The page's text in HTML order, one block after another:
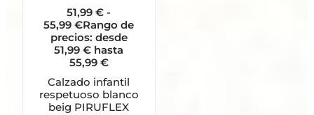
51,99€ -
55,99€Rango de
precios: desde
51,99 € hasta
55,99 €
Calzado infantil
respetuoso blanco
beig PIRUFLEX